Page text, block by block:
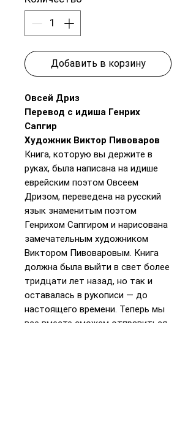
Добавить в корзину
Овсей Дриз
Перевод с идиша Генрих
Сапгир
Художник Виктор Пивоваров
Книга, которую вы держите в
руках, была написана на идише
еврейским поэтом Овсеем
Дризом, переведена на русский
язык знаменитым поэтом
Генрихом Сапгиром и нарисована
замечательным художником
Виктором Пивоваровым. Книга
должна была выйти в свет более
тридцати лет назад, но так и
оставалась в рукописи — до
настоящего времени. Теперь мы
все вместе сможем отправиться